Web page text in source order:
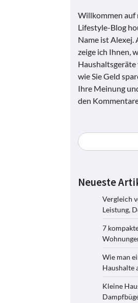
Willkommen auf
Lifestyle-Blog
Name ist Alexej.
zeige ich Ihnen,
wie Sie Geld
Ihre Meinung
den
Neueste
Vergleich
Leistung,
7
Wie man
Haushalte
Kleine